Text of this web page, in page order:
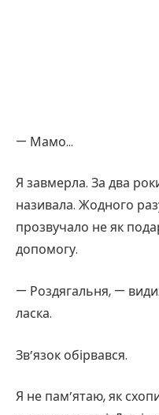
— Мамо…
Я завмерла. За два
називала. Жодного
прозвучало не як
допомогу.
— Роздягальня, —
ласка.
Зв’язок обірвався.
Я не пам’ятаю, як